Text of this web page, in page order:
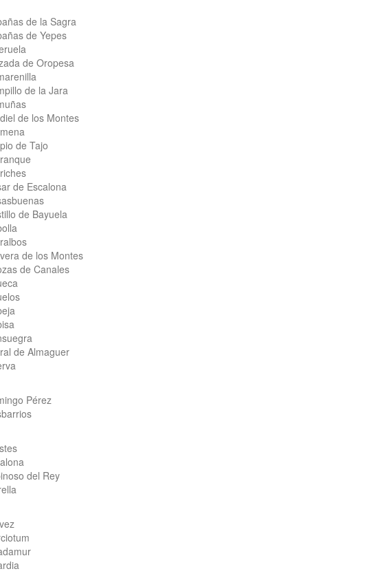
de la Sagra
de Yepes
de Oropesa
de la Jara
de los Montes
de Tajo
de Escalona
de Bayuela
de los Montes
de Canales
de Almaguer
Pérez
del Rey